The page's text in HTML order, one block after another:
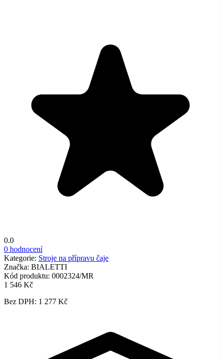
0.0
0 hodnocení
Kategorie: Stroje na přípravu čaje
Značka: BIALETTI
Kód produktu: 0002324/MR
1 546 Kč
Bez DPH: 1 277 Kč